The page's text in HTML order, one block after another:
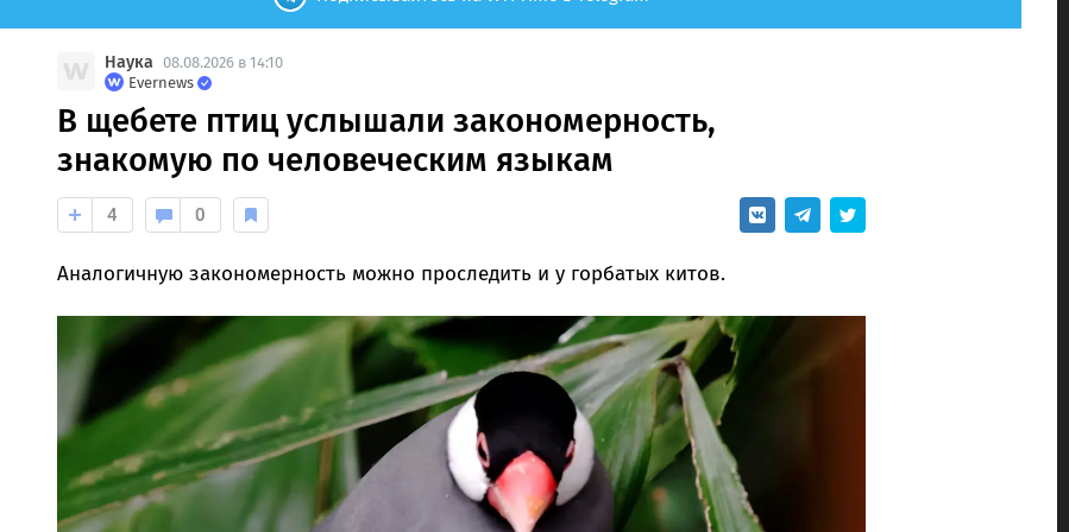
Наука 08.08.2026 в 14:10
Evernews
В щебете птиц услышали закономерность,
знакомую по человеческим языкам
4 0
Аналогичную закономерность можно проследить и у горбатых китов.